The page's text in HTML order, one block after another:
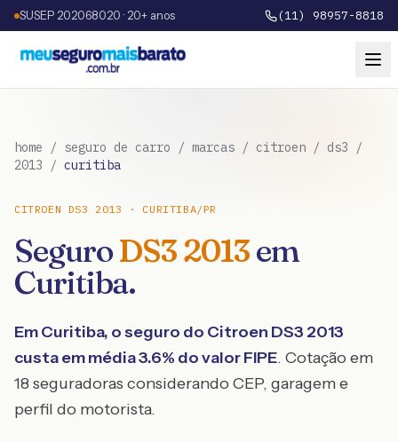
SUSEP 202068020 · 20+ anos (11) 98957-8818
home / seguro de carro / marcas / citroen / ds3 /
2013 / curitiba
CITROEN DS3 2013 · CURITIBA/PR
SeguroDS32013em
Curitiba.
EmCuritiba, o seguro do Citroen DS3 2013
custa em média3.6% do valor FIPE. Cotação em
18 seguradoras considerando CEP, garagem e
perfil do motorista.